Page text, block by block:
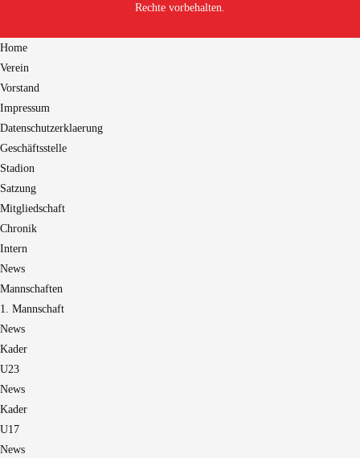
Rechte vorbehalten.
Home
Verein
Vorstand
Impressum
Datenschutzerklaerung
Geschäftsstelle
Stadion
Satzung
Mitgliedschaft
Chronik
Intern
News
Mannschaften
1. Mannschaft
News
Kader
U23
News
Kader
U17
News